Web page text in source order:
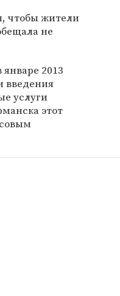
чтобы жители
не
2013
введения
услуги
этот